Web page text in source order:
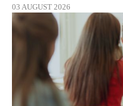
03 AUGUST 2026